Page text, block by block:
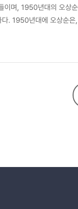
며, 1950년대의 오상
. 1950년대에 오상순
유사하게, 이 무렵에